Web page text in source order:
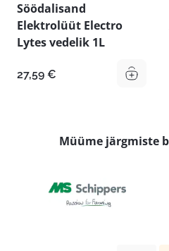
Söödalisand
Elektrolüüt Electro
Lytes vedelik 1L
27,59 €
Müüme järgmiste